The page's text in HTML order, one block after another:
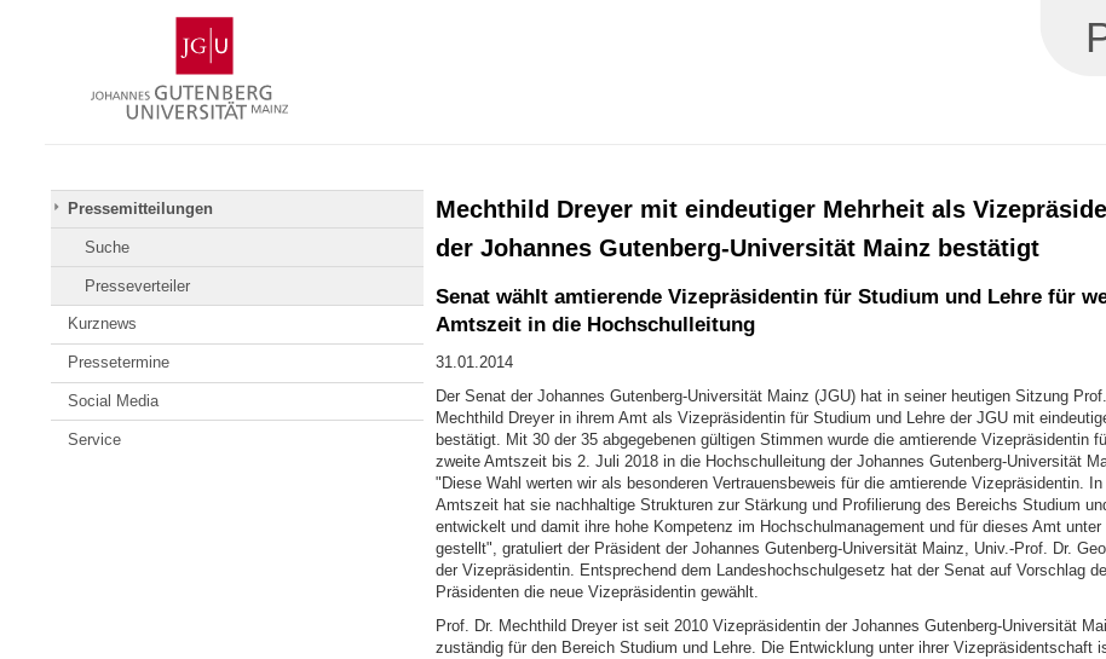
Gutenberg-
Universität
Mainz
Pressemitteilungen
Suche
Presseverteiler
Kurznews
Pressetermine
Social Media
Service
Mechthild Dreyer mit eindeutiger Mehrheit als
der Johannes Gutenberg-Universität Mainz bestätigt
Senat wählt amtierende Vizepräsidentin für Studium und Lehre für
Amtszeit in die Hochschulleitung
31.01.2014
Der Senat der Johannes Gutenberg-Universität Mainz (JGU) hat in seiner heutigen Sitzung
Mechthild Dreyer in ihrem Amt als Vizepräsidentin für Studium und Lehre der JGU mit
bestätigt. Mit 30 der 35 abgegebenen gültigen Stimmen wurde die amtierende Vizepräsidentin
zweite Amtszeit bis 2. Juli 2018 in die Hochschulleitung der Johannes Gutenberg-Universität
"Diese Wahl werten wir als besonderen Vertrauensbeweis für die amtierende Vizepräsidentin.
Amtszeit hat sie nachhaltige Strukturen zur Stärkung und Profilierung des Bereichs Studium
entwickelt und damit ihre hohe Kompetenz im Hochschulmanagement und für dieses Amt unter
gestellt", gratuliert der Präsident der Johannes Gutenberg-Universität Mainz, Univ.-Prof. Dr.
der Vizepräsidentin. Entsprechend dem Landeshochschulgesetz hat der Senat auf Vorschlag
Präsidenten die neue Vizepräsidentin gewählt.
Prof. Dr. Mechthild Dreyer ist seit 2010 Vizepräsidentin der Johannes Gutenberg-Universität
zuständig für den Bereich Studium und Lehre. Die Entwicklung unter ihrer Vizepräsidentschaft